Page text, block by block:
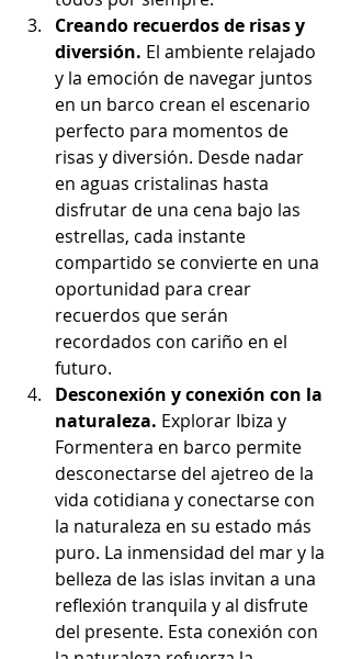
Creando recuerdos de risas y
diversión. El ambiente relajado
y la emoción de navegar juntos
en un barco crean el escenario
perfecto para momentos de
risas y diversión. Desde nadar
en aguas cristalinas hasta
disfrutar de una cena bajo las
estrellas, cada instante
compartido se convierte en una
oportunidad para crear
recuerdos que serán
recordados con cariño en el
futuro.
Desconexión y conexión con la
naturaleza. Explorar Ibiza y
Formentera en barco permite
desconectarse del ajetreo de la
vida cotidiana y conectarse con
la naturaleza en su estado más
puro. La inmensidad del mar y la
belleza de las islas invitan a una
reflexión tranquila y al disfrute
del presente. Esta conexión con